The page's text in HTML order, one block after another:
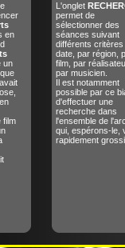
en
un
film
L'onglet
permet de
sélectionner des
séances suivant
différents critères
date, par région,
film, par
par musicien.
Il est notamment
possible par ce
d'effectuer une
recherche dans
l'ensemble de
qui, espérons-le,
rapidement